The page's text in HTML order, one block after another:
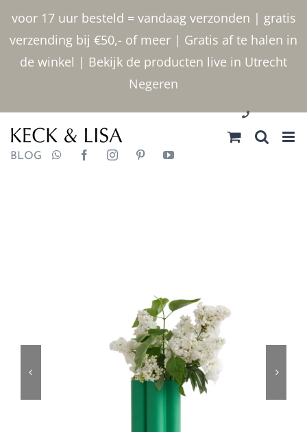
voor 17 uur besteld = vandaag verzonden | gratis
verzending bij €50,- of meer | Gratis af te halen in
de winkel | Bekijk de producten live in Utrecht
Negeren
inhoud
030 2400000
BLOG